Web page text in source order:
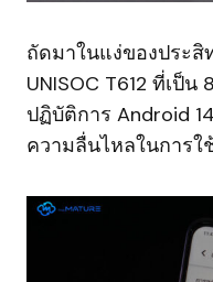
ถัดมาในแง่ของประ
UNISOC T612 ที่เป็
ปฏิบัติการ Android
ความลื่นไหลในการใ